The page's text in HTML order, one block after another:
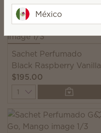
Sachet Perfumado
Black Raspberry Vanilla
$195.00
Quantity
México